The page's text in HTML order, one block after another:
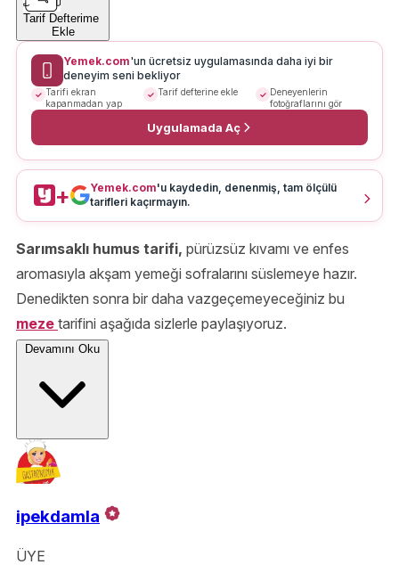
Tarif Defterime
Ekle
Yemek.com'un ücretsiz uygulamasında daha iyi bir
deneyim seni bekliyor
Tarifi ekran
kapanmadan yap
Tarif defterine ekle
Deneyenlerin
fotoğraflarını gör
Uygulamada Aç
+ Yemek.com'u kaydedin, denenmiş, tam ölçülü
tarifleri kaçırmayın.
Sarımsaklı humus tarifi, pürüzsüz kıvamı ve enfes
aromasıyla akşam yemeği sofralarını süslemeye hazır.
Denedikten sonra bir daha vazgeçemeyeceğiniz bu
meze tarifini aşağıda sizlerle paylaşıyoruz.
Devamını Oku
ipekdamla
ÜYE